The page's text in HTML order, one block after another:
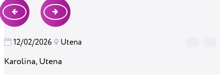
12/02/2026 Utena
Karolina, Utena